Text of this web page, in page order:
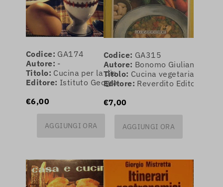
Codice: GA174
Autore: -
Titolo: Cucina per la dieta
Editore: Istituto Geografico De Agostini
€6,00
AGGIUNGI ORA
Codice: GA315
Autore: Bonomo Giuliana
Titolo: Cucina vegetariana
Editore: Reverdito Editore
€7,00
AGGIUNGI ORA